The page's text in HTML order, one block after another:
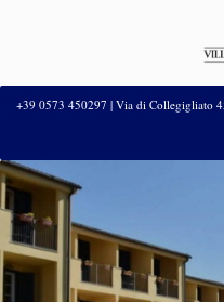
+39 0573 450297 | Via di Collegigliato